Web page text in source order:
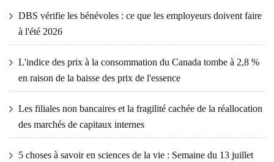
DBS vérifie les bénévoles : ce que les employeurs doivent faire
à l'été 2026
L'indice des prix à la consommation du Canada tombe à 2,8 %
en raison de la baisse des prix de l'essence
Les filiales non bancaires et la fragilité cachée de la réallocation
des marchés de capitaux internes
5 choses à savoir en sciences de la vie : Semaine du 13 juillet